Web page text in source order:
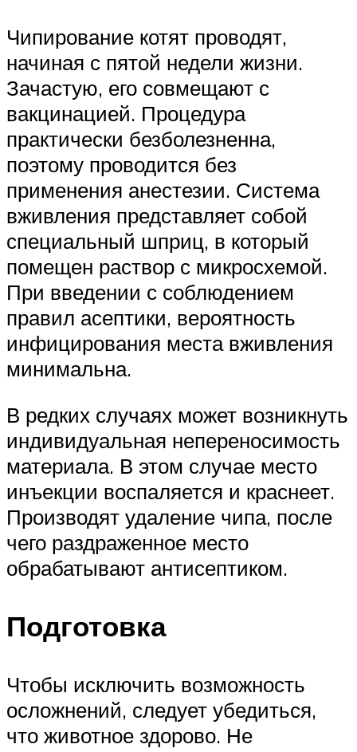
Чипирование котят проводят,
начиная с пятой недели жизни.
Зачастую, его совмещают с
вакцинацией. Процедура
практически безболезненна,
поэтому проводится без
применения анестезии. Система
вживления представляет собой
специальный шприц, в который
помещен раствор с микросхемой.
При введении с соблюдением
правил асептики, вероятность
инфицирования места вживления
минимальна.
В редких случаях может возникнуть
индивидуальная непереносимость
материала. В этом случае место
инъекции воспаляется и краснеет.
Производят удаление чипа, после
чего раздраженное место
обрабатывают антисептиком.
Подготовка
Чтобы исключить возможность
осложнений, следует убедиться,
что животное здорово. Не